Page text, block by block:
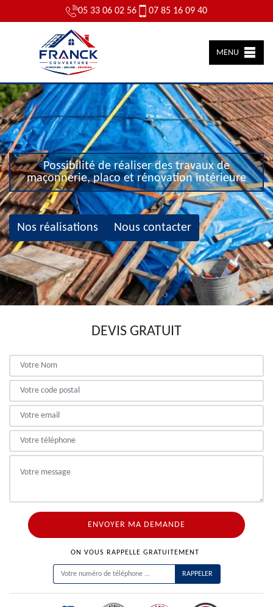
05 33 06 02 56 07 85 16 09 40
MENU
Possibilité de réaliser des travaux de
maçonnerie, placo et rénovation intérieure
Nos réalisations Nous contacter
DEVIS GRATUIT
ON VOUS RAPPELLE GRATUITEMENT